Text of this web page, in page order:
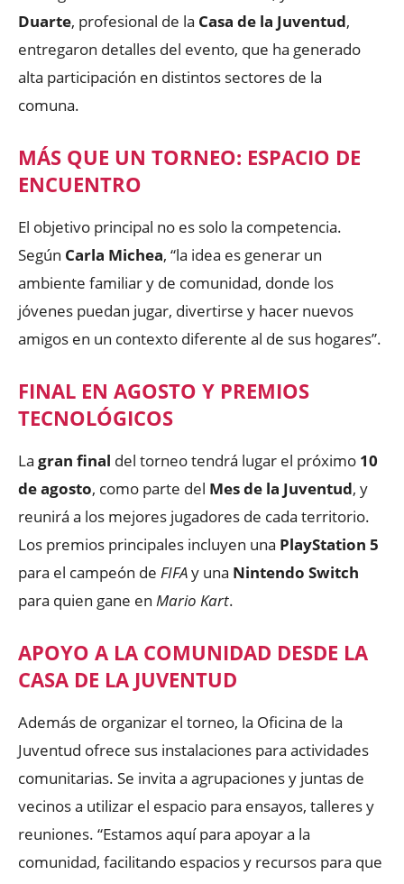
Duarte, profesional de la Casa de la Juventud,
entregaron detalles del evento, que ha generado
alta participación en distintos sectores de la
comuna.
MÁS QUE UN TORNEO: ESPACIO DE
ENCUENTRO
El objetivo principal no es solo la competencia.
Según Carla Michea, “la idea es generar un
ambiente familiar y de comunidad, donde los
jóvenes puedan jugar, divertirse y hacer nuevos
amigos en un contexto diferente al de sus hogares”.
FINAL EN AGOSTO Y PREMIOS
TECNOLÓGICOS
La gran final del torneo tendrá lugar el próximo 10
de agosto, como parte del Mes de la Juventud, y
reunirá a los mejores jugadores de cada territorio.
Los premios principales incluyen una PlayStation 5
para el campeón de FIFAy una Nintendo Switch
para quien gane en Mario Kart.
APOYO A LA COMUNIDAD DESDE LA
CASA DE LA JUVENTUD
Además de organizar el torneo, la Oficina de la
Juventud ofrece sus instalaciones para actividades
comunitarias. Se invita a agrupaciones y juntas de
vecinos a utilizar el espacio para ensayos, talleres y
reuniones. “Estamos aquí para apoyar a la
comunidad, facilitando espacios y recursos para que